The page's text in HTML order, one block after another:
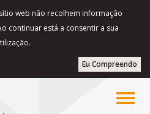
web não recolhem informação
continuar está a consentir a sua
Eu Compreendo